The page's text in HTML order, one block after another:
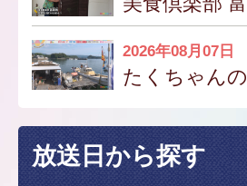
2026年08月07日
たくちゃん
放送日から探す